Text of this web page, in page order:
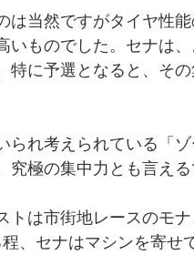
は当然ですがタイヤ性
いものでした。セナは
に予選となると、そ
られ考えられている「
極の集中力とも言える
は市街地レースのモ
、セナはマシンを寄せ